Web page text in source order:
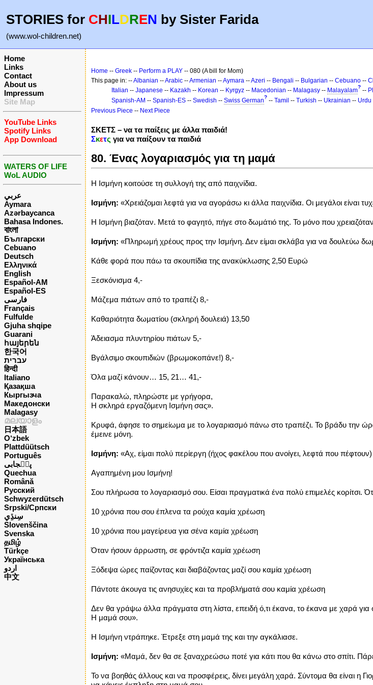
STORIES for CHILDREN by Sister Farida
(www.wol-children.net)
Home
Links
Contact
About us
Impressum
Site Map
YouTube Links
Spotify Links
App Download
WATERS OF LIFE
WoL AUDIO
عربي
Aymara
Azərbaycanca
Bahasa Indones.
বাংলা
Български
Cebuano
Deutsch
Ελληνικά
English
Español-AM
Español-ES
فارسی
Français
Fulfulde
Gjuha shqipe
Guarani
հայերեն
한국어
עברית
हिन्दी
Italiano
Қазақша
Кыргызча
Македонски
Malagasy
മലയാളം
日本語
O‘zbek
Plattdüütsch
Português
پن٘جابی
Quechua
Română
Русский
Schwyzerdütsch
Srpski/Српски
Slovenščina
Svenska
தமிழ்
Türkçe
Українська
اردو
中文
Home -- Greek -- Perform a PLAY -- 080 (A bill for Mom)
This page in: --Albanian --Arabic --Armenian --Aymara --Azeri -- Bengali -- Bulgarian -- Cebuano --
Italian -- Japanese -- Kazakh -- Korean -- Kyrgyz -- Macedonian -- Malagasy -- Malayalam? --
Spanish-AM -- Spanish-ES -- Swedish -- Swiss German? -- Tamil -- Turkish -- Ukrainian -- Urdu
Previous Piece -- Next Piece
ΣΚΕΤΣ – να τα παίξεις με άλλα παιδιά!
Σκετς για να παίξουν τα παιδιά
80. Ένας λογαριασμός για τη μαμά
Η Ισμήνη κοιτούσε τη συλλογή της από παιχνίδια.
Ισμήνη: «Χρειάζομαι λεφτά για να αγοράσω κι άλλα παιχνίδια. Οι μεγάλοι
Η Ισμήνη βιαζόταν. Μετά το φαγητό, πήγε στο δωμάτιό της. Το μόνο που
Ισμήνη: «Πληρωμή χρέους προς την Ισμήνη. Δεν είμαι σκλάβα για να δουλεύω
Κάθε φορά που πάω τα σκουπίδια της ανακύκλωσης 2,50 Ευρώ
Ξεσκόνισμα 4,-
Μάζεμα πιάτων από το τραπέζι 8,-
Καθαριότητα δωματίου (σκληρή δουλειά) 13,50
Άδειασμα πλυντηρίου πιάτων 5,-
Βγάλσιμο σκουπιδιών (βρωμοκοπάνε!) 8,-
Όλα μαζί κάνουν… 15, 21… 41,-
Παρακαλώ, πληρώστε με γρήγορα,
Η σκληρά εργαζόμενη Ισμήνη σας».
Κρυφά, άφησε το σημείωμα με το λογαριασμό πάνω στο τραπέζι. Το βράδυ την
έμεινε μόνη.
Ισμήνη: «Αχ, είμαι πολύ περίεργη (ήχος φακέλου που ανοίγει, λεφτά που
Αγαπημένη μου Ισμήνη!
Σου πλήρωσα το λογαριασμό σου. Είσαι πραγματικά ένα πολύ επιμελές κορίτσι.
10 χρόνια που σου έπλενα τα ρούχα καμία χρέωση
10 χρόνια που μαγείρευα για σένα καμία χρέωση
Όταν ήσουν άρρωστη, σε φρόντιζα καμία χρέωση
Ξόδεψα ώρες παίζοντας και διαβάζοντας μαζί σου καμία χρέωση
Πάντοτε άκουγα τις ανησυχίες και τα προβλήματά σου καμία χρέωση
Δεν θα γράψω άλλα πράγματα στη λίστα, επειδή ό,τι έκανα, το έκανα με χαρά
Η μαμά σου».
Η Ισμήνη ντράπηκε. Έτρεξε στη μαμά της και την αγκάλιασε.
Ισμήνη: «Μαμά, δεν θα σε ξαναχρεώσω ποτέ για κάτι που θα κάνω στο σπίτι.
Το να βοηθάς άλλους και να προσφέρεις, δίνει μεγάλη χαρά. Σύντομα θα είναι η